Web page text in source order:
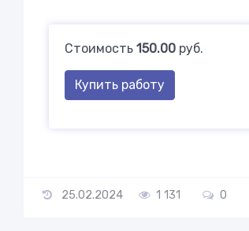
Стоимость 150.00 руб.
Купить работу
25.02.2024 1 131 0